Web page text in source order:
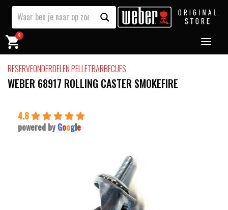
0
RESERVEONDERDELEN PELLETBARBECUES
WEBER 68917 ROLLING CASTER SMOKEFIRE
4.8
powered by Google